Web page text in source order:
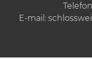
E-mail: